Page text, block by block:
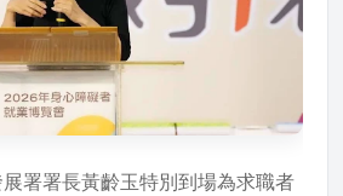
署署長黃齡玉特別到場為求職者